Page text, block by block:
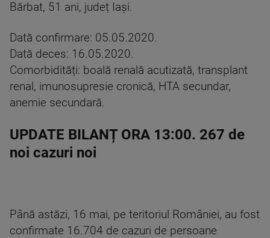
Bărbat, 51 ani, județ Iași.
Dată confirmare: 05.05.2020.
Dată deces: 16.05.2020.
Comorbidități: boală renală acutizată, transplant
renal, imunosupresie cronică, HTA secundar,
anemie secundară.
UPDATE BILANȚ ORA 13:00. 267 de
noi cazuri noi
Până astăzi, 16 mai, pe teritoriul României, au fost
confirmate 16.704 de cazuri de persoane